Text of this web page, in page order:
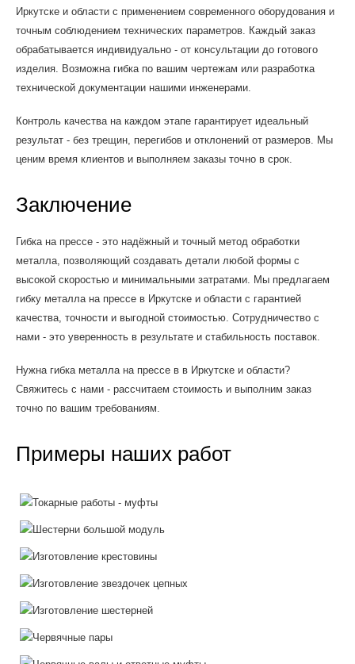
Иркутске и области с применением современного оборудования и
точным соблюдением технических параметров. Каждый заказ
обрабатывается индивидуально - от консультации до готового
изделия. Возможна гибка по вашим чертежам или разработка
технической документации нашими инженерами.
Контроль качества на каждом этапе гарантирует идеальный
результат - без трещин, перегибов и отклонений от размеров. Мы
ценим время клиентов и выполняем заказы точно в срок.
Заключение
Гибка на прессе - это надёжный и точный метод обработки
металла, позволяющий создавать детали любой формы с
высокой скоростью и минимальными затратами. Мы предлагаем
гибку металла на прессе в Иркутске и области с гарантией
качества, точности и выгодной стоимостью. Сотрудничество с
нами - это уверенность в результате и стабильность поставок.
Нужна гибка металла на прессе в в Иркутске и области?
Свяжитесь с нами - рассчитаем стоимость и выполним заказ
точно по вашим требованиям.
Примеры наших работ